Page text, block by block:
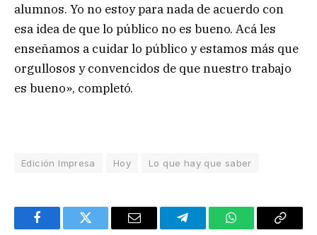
alumnos. Yo no estoy para nada de acuerdo con
esa idea de que lo público no es bueno. Acá les
enseñamos a cuidar lo público y estamos más que
orgullosos y convencidos de que nuestro trabajo
es bueno», completó.
Edición Impresa Hoy Lo que hay que saber
FacebookTwitter Email TelegramWhatsAppCopy